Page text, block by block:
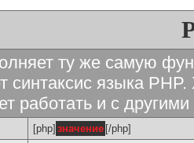
ту же самую
синтаксис языка
работать и с
[php] значение [/php]